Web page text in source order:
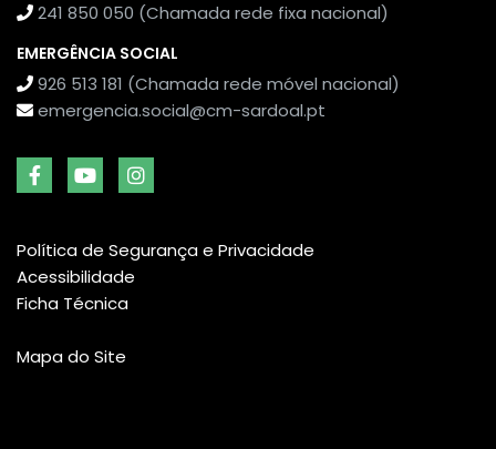
241 850 050 (Chamada rede fixa nacional)
EMERGÊNCIA SOCIAL
926 513 181 (Chamada rede móvel nacional)
emergencia.social@cm-sardoal.pt
Política de Segurança e Privacidade
Acessibilidade
Ficha Técnica
Mapa do Site